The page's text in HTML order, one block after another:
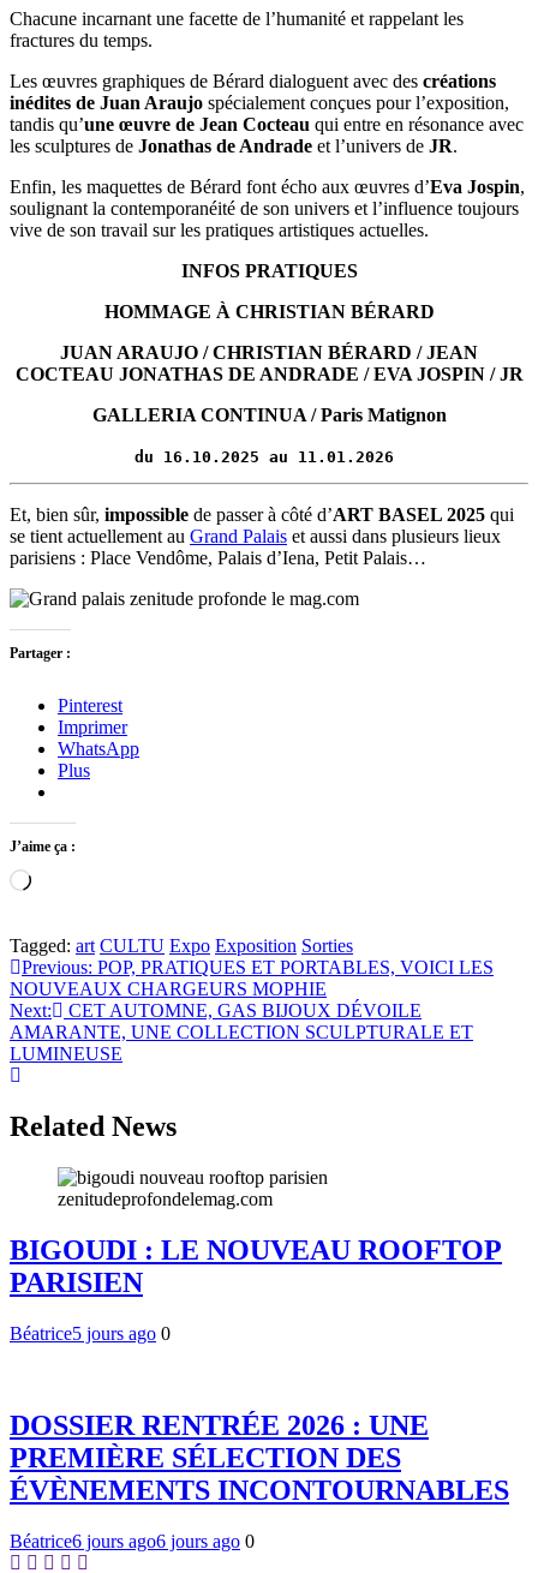
Chacune incarnant une facette de l’humanité et rappelant les
fractures du temps.
Les œuvres graphiques de Bérard dialoguent avec des créations
inédites de Juan Araujo spécialement conçues pour l’exposition,
tandis qu’une œuvre de Jean Cocteau qui entre en résonance avec
les sculptures de Jonathas de Andrade et l’univers de JR.
Enfin, les maquettes de Bérard font écho aux œuvres d’Eva Jospin,
soulignant la contemporanéité de son univers et l’influence toujours
vive de son travail sur les pratiques artistiques actuelles.
INFOS PRATIQUES
HOMMAGE À CHRISTIAN BÉRARD
JUAN ARAUJO / CHRISTIAN BÉRARD / JEAN
COCTEAU JONATHAS DE ANDRADE / EVA JOSPIN / JR
GALLERIA CONTINUA / Paris Matignon
du 16.10.2025 au 11.01.2026
Et, bien sûr, impossible de passer à côté d’ART BASEL 2025 qui
se tient actuellement au Grand Palais et aussi dans plusieurs lieux
parisiens : Place Vendôme, Palais d’Iena, Petit Palais…
Partager :
Pinterest
Imprimer
WhatsApp
Plus
J’aime ça :
Chargement…
Tagged: art CULTU Expo Exposition Sorties
Navigation
de
l’article
Previous: POP, PRATIQUES ET PORTABLES, VOICI LES
NOUVEAUX CHARGEURS MOPHIE
Next:
CET AUTOMNE, GAS BIJOUX DÉVOILE
AMARANTE, UNE COLLECTION SCULPTURALE ET
LUMINEUSE
Related News
BIGOUDI : LE NOUVEAU ROOFTOP
PARISIEN
Béatrice5 jours ago 0
DOSSIER RENTRÉE 2026 : UNE
PREMIÈRE SÉLECTION DES
ÉVÈNEMENTS INCONTOURNABLES
Béatrice6 jours ago6 jours ago 0